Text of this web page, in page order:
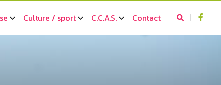
Culture / sport C.C.A.S. Contact